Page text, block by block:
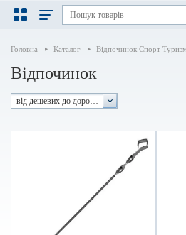
Головна Каталог Відпочинок Спорт
Відпочинок
від дешевих до дорогих